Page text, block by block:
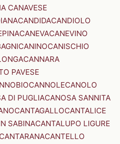
CANAVESE
CANDIDACANDIOLO
CANEVACANEVINO
CANINOCANISCHIO
CANNARA
PAVESE
CANNOLECANOLO
DI PUGLIACANOSA SANNITA
CANTAGALLOCANTALICE
SABINACANTALUPO LIGURE
CANTARANACANTELLO